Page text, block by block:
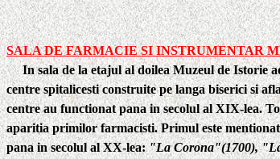
SALA DE FARMACIE SI INSTRUMENTAR
In sala de la etajul al doilea Muzeul de Istorie
centre spitalicesti construite pe langa biserici si
centre au functionat pana in secolul al XIX-lea.
aparitia primilor farmacisti. Primul este
pana in secolul al XX-lea: "La Corona"(1700),